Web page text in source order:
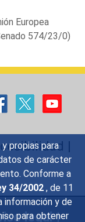
propias para
de carácter
Conforme a
34/2002 , de 11
información y de
para obtener
Europea
574/23/0)
|
legal|